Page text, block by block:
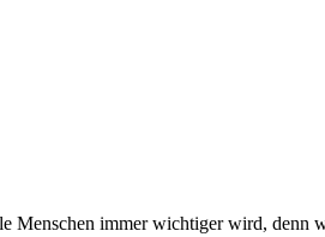
immer wichtiger wird, denn